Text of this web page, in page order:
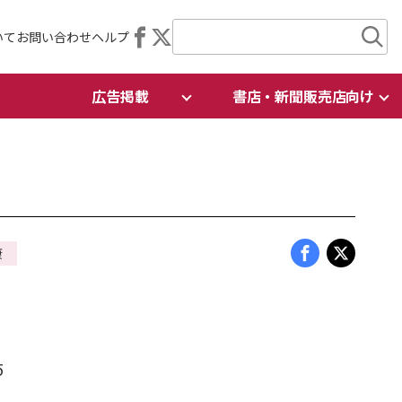
お問い合わせヘルプ
広告掲載 書店・新聞販売店向け